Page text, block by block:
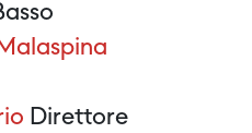
Direttore